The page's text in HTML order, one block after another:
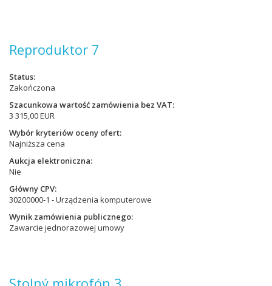
Reproduktor 7
Status
Zakończona
Szacunkowa wartość zamówienia bez VAT
3 315,00 EUR
Wybór kryteriów oceny ofert
Najniższa cena
Aukcja elektroniczna
Nie
Główny CPV
30200000-1 - Urządzenia komputerowe
Wynik zamówienia publicznego
Zawarcie jednorazowej umowy